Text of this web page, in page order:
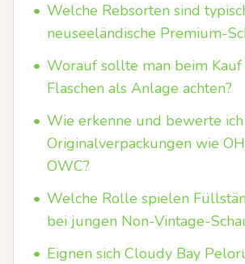
• Welche Rebsorten sind
neuseeländische Premium-
• Worauf sollte man beim
Flaschen als Anlage achten?
• Wie erkenne und bewerte ich
Originalverpackungen wie
OWC?
• Welche Rolle spielen
bei jungen Non-Vintage-
• Eignen sich Cloudy Bay